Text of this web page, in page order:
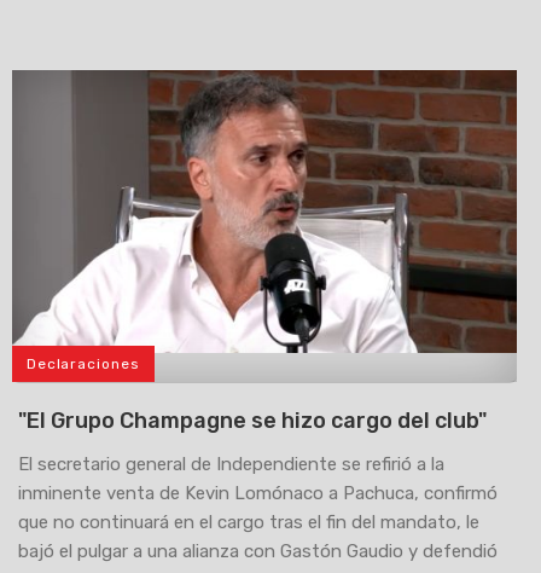
Declaraciones
"El Grupo Champagne se hizo cargo del club"
El secretario general de Independiente se refirió a la
inminente venta de Kevin Lomónaco a Pachuca, confirmó
que no continuará en el cargo tras el fin del mandato, le
bajó el pulgar a una alianza con Gastón Gaudio y defendió